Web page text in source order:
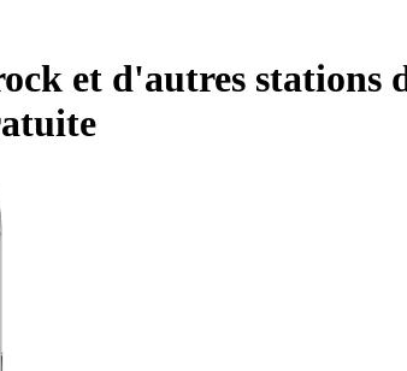
et d'autres stations